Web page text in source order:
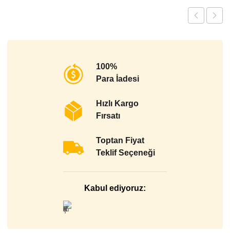
100%
Para İadesi
Hızlı Kargo
Fırsatı
Toptan Fiyat
Teklif Seçeneği
Kabul ediyoruz: